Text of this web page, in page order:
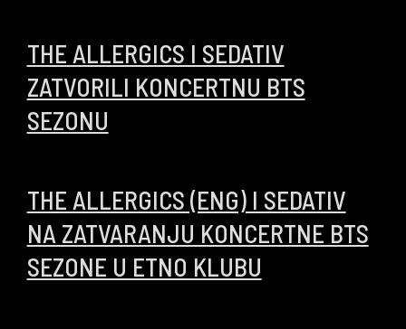
THE ALLERGICS I SEDATIV
ZATVORILI KONCERTNU BTS
SEZONU
THE ALLERGICS (ENG) I SEDATIV
NA ZATVARANJU KONCERTNE BTS
SEZONE U ETNO KLUBU